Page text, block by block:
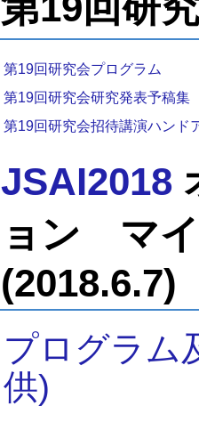
第19回研究会プログラム
第19回研究会研究発表予稿集
第19回研究会招待講演ハンド
JSAI2018
ョン マイ
(2018.6.7)
プログラム
供)